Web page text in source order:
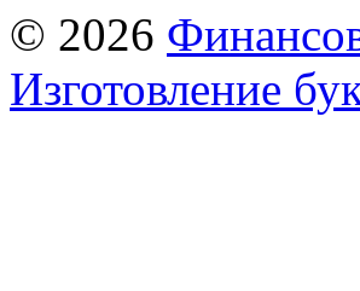
© 2026
Изготовление